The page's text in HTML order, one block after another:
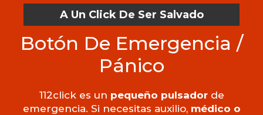
A Un Click De Ser Salvado
Botón De Emergencia /
Pánico
112click es un pequeño pulsadorde
emergencia. Si necesitas auxilio, médico o